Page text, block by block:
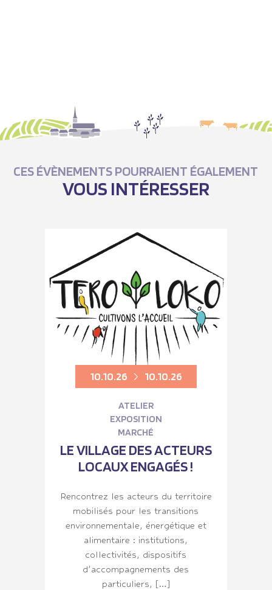
CES ÉVÈNEMENTS POURRAIENT ÉGALEMENT
VOUS INTÉRESSER
10.10.26 10.10.26
ATELIER
EXPOSITION
MARCHÉ
LE VILLAGE DES ACTEURS
LOCAUX ENGAGÉS !
Rencontrez les acteurs du territoire
mobilisés pour les transitions
environnementale, énergétique et
alimentaire : institutions,
collectivités, dispositifs
d’accompagnements des
particuliers, […]